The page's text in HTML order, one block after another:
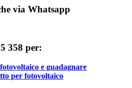
via Whatsapp
358 per:
e guadagnare
per fotovoltaico